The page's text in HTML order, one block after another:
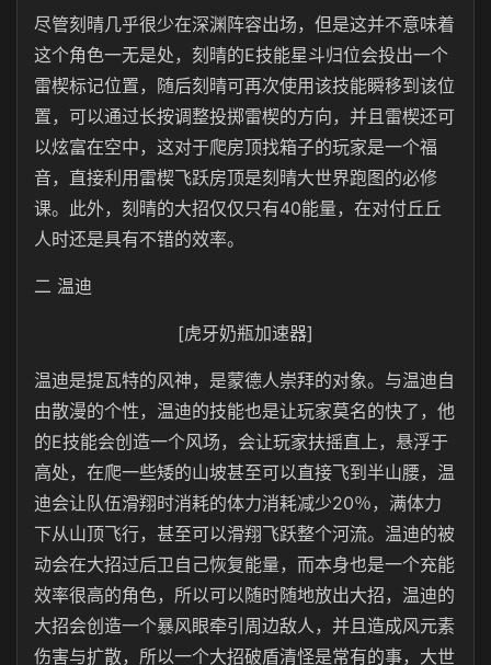
尽管刻晴几乎很少在深渊阵容出场，但是这并不意味着
这个角色一无是处，刻晴的E技能星斗归位会投出一个
雷楔标记位置，随后刻晴可再次使用该技能瞬移到该位
置，可以通过长按调整投掷雷楔的方向，并且雷楔还可
以炫富在空中，这对于爬房顶找箱子的玩家是一个福
音，直接利用雷楔飞跃房顶是刻晴大世界跑图的必修
课。此外，刻晴的大招仅仅只有40能量，在对付丘丘
人时还是具有不错的效率。
二 温迪
[虎牙奶瓶加速器]
温迪是提瓦特的风神，是蒙德人崇拜的对象。与温迪自
由散漫的个性，温迪的技能也是让玩家莫名的快了，他
的E技能会创造一个风场，会让玩家扶摇直上，悬浮于
高处，在爬一些矮的山坡甚至可以直接飞到半山腰，温
迪会让队伍滑翔时消耗的体力消耗减少20％，满体力
下从山顶飞行，甚至可以滑翔飞跃整个河流。温迪的被
动会在大招过后卫自己恢复能量，而本身也是一个充能
效率很高的角色，所以可以随时随地放出大招，温迪的
大招会创造一个暴风眼牵引周边敌人，并且造成风元素
伤害与扩散，所以一个大招破盾清怪是常有的事，大世